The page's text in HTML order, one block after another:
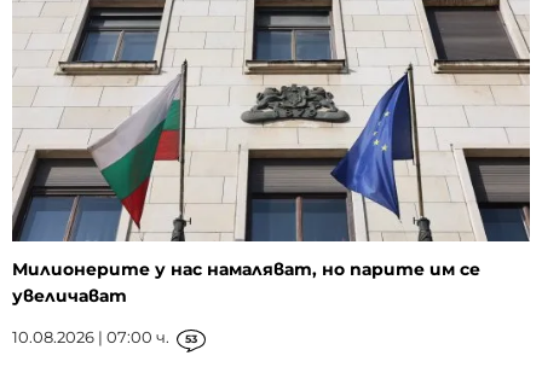
Милионерите у нас намаляват, но парите им се
увеличават
10.08.2026 | 07:00 ч. 53